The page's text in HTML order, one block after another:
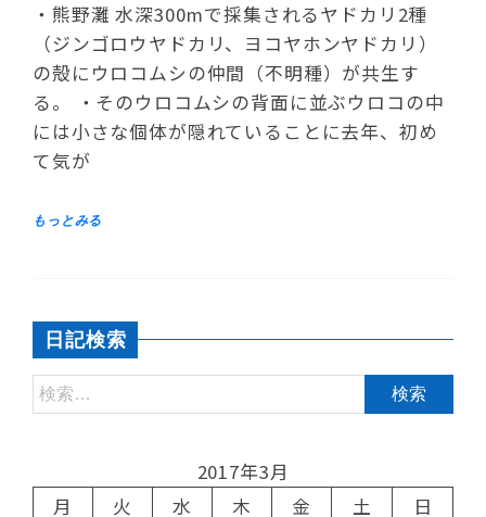
・熊野灘 水深300mで採集されるヤドカリ2種
（ジンゴロウヤドカリ、ヨコヤホンヤドカリ）
の殻にウロコムシの仲間（不明種）が共生す
る。 ・そのウロコムシの背面に並ぶウロコの中
には小さな個体が隠れていることに去年、初め
て気が
日記検索
2017年3月
月
火 水 木 金 土
日